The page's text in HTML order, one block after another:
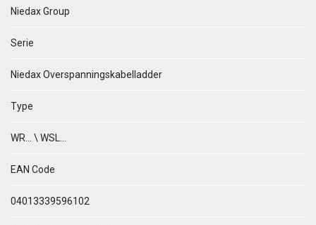
Niedax Group
Serie
Niedax Overspanningskabelladder
Type
WR... \ WSL...
EAN Code
04013339596102